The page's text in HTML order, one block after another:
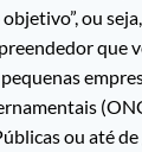
ou
que
ou até